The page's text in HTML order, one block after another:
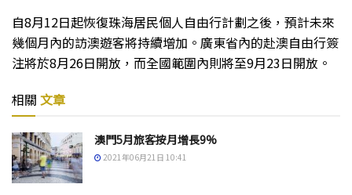
自8月12日起恢復珠海居民個人自由行計劃之後，預計未來
幾個月內的訪澳遊客將持續增加。廣東省內的赴澳自由行簽
注將於8月26日開放，而全國範圍內則將至9月23日開放。
相關 文章
澳門5月旅客按月增長9%
2021年06月21日 10:41